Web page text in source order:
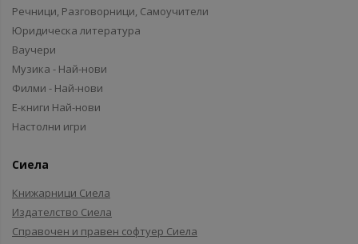
Речници, Разговорници, Самоучители
Юридическа литература
Ваучери
Музика - Най-нови
Филми - Най-нови
Е-книги Най-нови
Настолни игри
Сиела
Книжарници Сиела
Издателство Сиела
Справочен и правен софтуер Сиела